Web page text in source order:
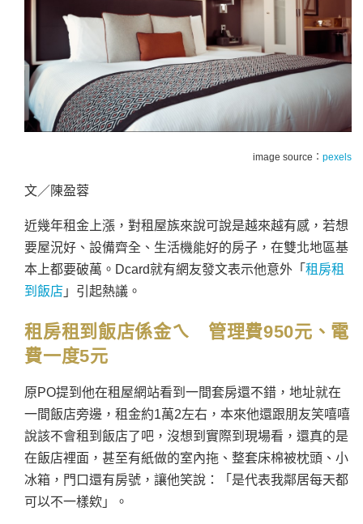
image source： pexels
文／陳盈蓉
近幾年租金上漲，對租屋族來說可說是越來越有感，若想
要屋況好、設備齊全、生活機能好的房子，在雙北地區基
本上都要破萬。Dcard就有網友發文表示他意外「租房租
到飯店 」引起熱議。
租房租到飯店係金ㄟ 管理費950元、電
費一度5元
原PO提到他在租屋網站看到一間套房還不錯，地址就在
一間飯店旁邊，租金約1萬2左右，本來他還跟朋友笑嘻嘻
說該不會租到飯店了吧，沒想到實際到現場看，還真的是
在飯店裡面，甚至有紙做的室內拖、整套床棉被枕頭、小
冰箱，門口還有房號，讓他笑說：「是代表我鄰居每天都
可以不一樣欸」。